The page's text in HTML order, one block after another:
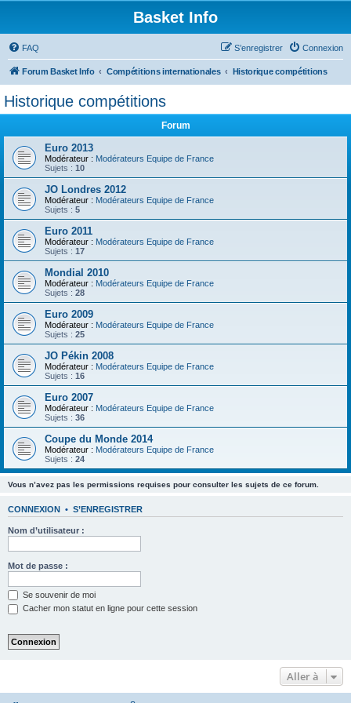
Basket Info
FAQ Connexion
S’enregistrer
Forum Basket Info Compétitions internationales Historique compétitions
Historique compétitions
Forum
Euro 2013
Modérateur : Modérateurs Equipe de France
Sujets : 10
JO Londres 2012
Modérateur : Modérateurs Equipe de France
Sujets : 5
Euro 2011
Modérateur : Modérateurs Equipe de France
Sujets : 17
Mondial 2010
Modérateur : Modérateurs Equipe de France
Sujets : 28
Euro 2009
Modérateur : Modérateurs Equipe de France
Sujets : 25
JO Pékin 2008
Modérateur : Modérateurs Equipe de France
Sujets : 16
Euro 2007
Modérateur : Modérateurs Equipe de France
Sujets : 36
Coupe du Monde 2014
Modérateur : Modérateurs Equipe de France
Sujets : 24
Vous n’avez pas les permissions requises pour consulter les sujets de ce forum.
CONNEXION • S’ENREGISTRER
Nom d’utilisateur :
Mot de passe :
Se souvenir de moi
Cacher mon statut en ligne pour cette session
Aller à